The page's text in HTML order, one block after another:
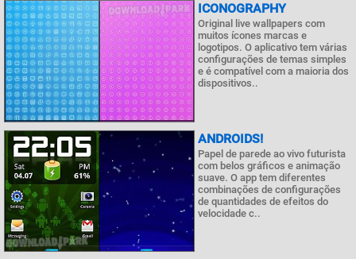
ICONOGRAPHY
Original live wallpapers com
muitos ícones marcas e
logotipos. O aplicativo tem várias
configurações de temas simples
e é compatível com a maioria dos
dispositivos..
ANDROIDS!
Papel de parede ao vivo futurista
com belos gráficos e animação
suave. O app tem diferentes
combinações de configurações
de quantidades de efeitos do
velocidade c..